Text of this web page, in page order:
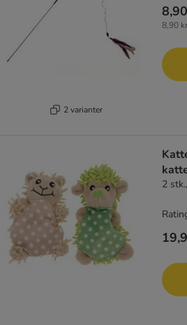
2 varianter
8,90
2